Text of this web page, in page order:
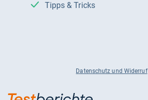
Tipps & Tricks
Datenschutz und Widerruf